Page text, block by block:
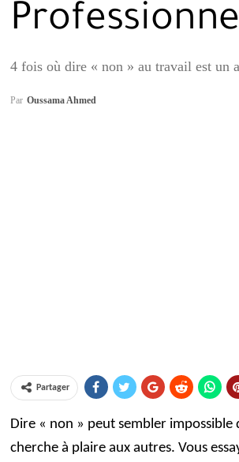
4 fois où dire « non » au travail est un
Par Oussama Ahmed
Partager
Dire « non » peut sembler impossible
cherche à plaire aux autres. Vous